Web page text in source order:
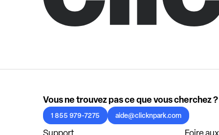
Vous ne trouvez pas ce que vous cherchez ?
1 855 979-7275 aide@clicknpark.com
Support Foire